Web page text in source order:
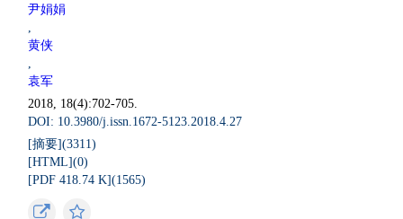
尹娟娟
,
黄侠
,
袁军
2018, 18(4):702-705.
DOI: 10.3980/j.issn.1672-5123.2018.4.27
[摘要](3311)
[HTML](0)
[PDF 418.74 K](1565)